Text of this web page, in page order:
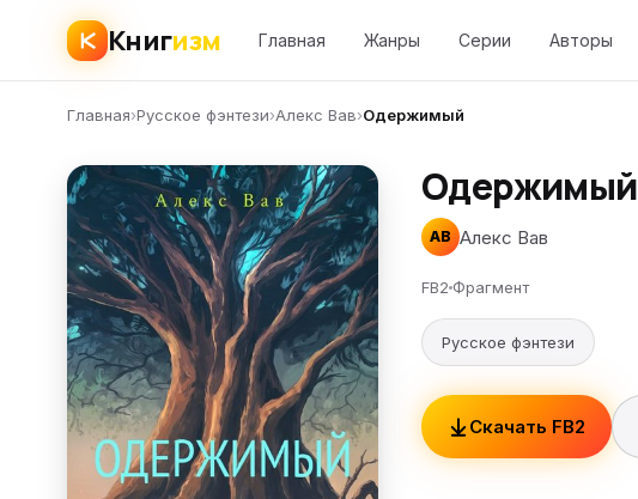
Книгизм Главная Жанры Серии Авторы
Главная›Русское фэнтези›Алекс Вав›Одержимый
Одержимый
АВ Алекс Вав
FB2 Фрагмент
Русское фэнтези
Скачать FB2